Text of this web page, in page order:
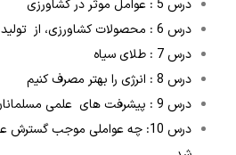
درس 5 : عوامل موثر در کشاورزی
درس 6 : محصولات کشاورزی، از تولید تا مصرف
درس 7 : طلای سیاه
درس 8 : انرژی را بهتر مصرف کنیم
درس 9 : پیشرفت های علمی مسلمانان
درس 10: چه عواملی موجب